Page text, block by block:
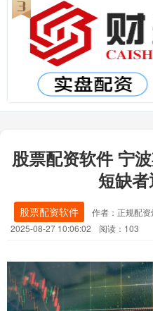
股票配资软件 宁
短缺
股票配资软件 作者：正规配资
2025-08-27 10:06:02
阅读：103